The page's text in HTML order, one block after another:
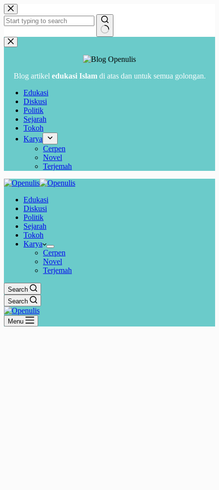
Skip
to
content
No
results
Blog artikel edukasi Islamdi atas dan untuk semua golongan.
Edukasi
Diskusi
Politik
Sejarah
Tokoh
Karya
Cerpen
Novel
Terjemah
Edukasi
Diskusi
Politik
Sejarah
Tokoh
Karya
Cerpen
Novel
Terjemah
Search
Search
Menu